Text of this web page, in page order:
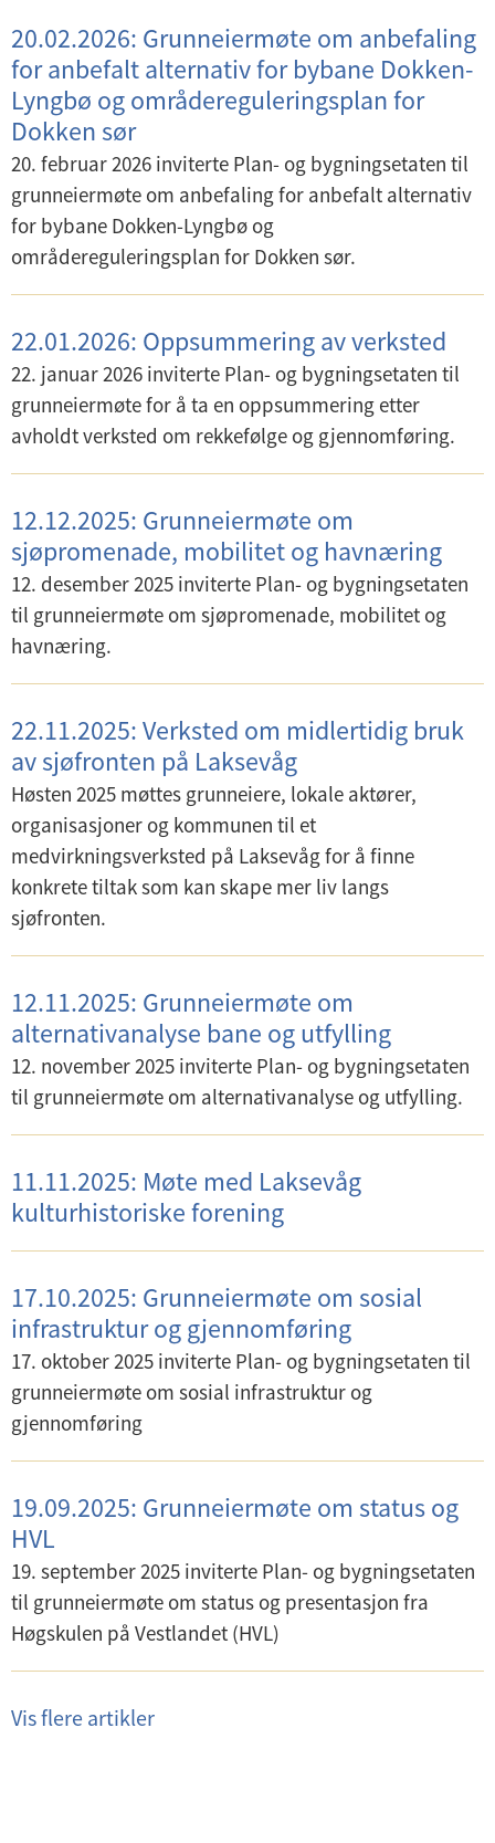
20.02.2026: Grunneiermøte om anbefaling
for anbefalt alternativ for bybane Dokken-
Lyngbø og områdereguleringsplan for
Dokken sør
20. februar 2026 inviterte Plan- og bygningsetaten til
grunneiermøte om anbefaling for anbefalt alternativ
for bybane Dokken-Lyngbø og
områdereguleringsplan for Dokken sør.
22.01.2026: Oppsummering av verksted
22. januar 2026 inviterte Plan- og bygningsetaten til
grunneiermøte for å ta en oppsummering etter
avholdt verksted om rekkefølge og gjennomføring.
12.12.2025: Grunneiermøte om
sjøpromenade, mobilitet og havnæring
12. desember 2025 inviterte Plan- og bygningsetaten
til grunneiermøte om sjøpromenade, mobilitet og
havnæring.
22.11.2025: Verksted om midlertidig bruk
av sjøfronten på Laksevåg
Høsten 2025 møttes grunneiere, lokale aktører,
organisasjoner og kommunen til et
medvirkningsverksted på Laksevåg for å finne
konkrete tiltak som kan skape mer liv langs
sjøfronten.
12.11.2025: Grunneiermøte om
alternativanalyse bane og utfylling
12. november 2025 inviterte Plan- og bygningsetaten
til grunneiermøte om alternativanalyse og utfylling.
11.11.2025: Møte med Laksevåg
kulturhistoriske forening
17.10.2025: Grunneiermøte om sosial
infrastruktur og gjennomføring
17. oktober 2025 inviterte Plan- og bygningsetaten til
grunneiermøte om sosial infrastruktur og
gjennomføring
19.09.2025: Grunneiermøte om status og
HVL
19. september 2025 inviterte Plan- og bygningsetaten
til grunneiermøte om status og presentasjon fra
Høgskulen på Vestlandet (HVL)
Vis flere artikler